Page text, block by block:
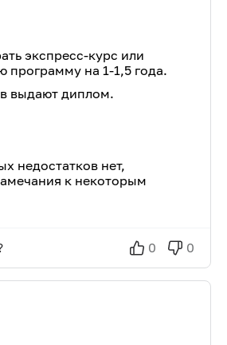
экспресс-курс или
программу на 1-1,5 года.
выдают диплом.
недостатков нет,
к некоторым
0 0